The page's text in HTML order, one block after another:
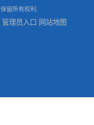
保留所有权利.
管理员入口 网站地图